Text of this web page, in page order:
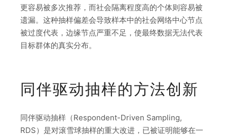
更容易被多次推荐，而社会隔离程度高的个体则容易被
遗漏。这种抽样偏差会导致样本中的社会网络中心节点
被过度代表，边缘节点严重不足，使最终数据无法代表
目标群体的真实分布。
同伴驱动抽样的方法创新
同伴驱动抽样（Respondent-Driven Sampling,
RDS）是对滚雪球抽样的重大改进，已被证明能够在一